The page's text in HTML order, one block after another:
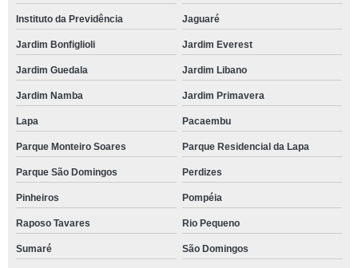
Instituto da Previdência Jaguaré
Jardim Bonfiglioli Jardim Everest
Jardim Guedala Jardim Libano
Jardim Namba Jardim Primavera
Lapa Pacaembu
Parque Monteiro Soares Parque Residencial da Lapa
Parque São Domingos Perdizes
Pinheiros Pompéia
Raposo Tavares Rio Pequeno
Sumaré São Domingos